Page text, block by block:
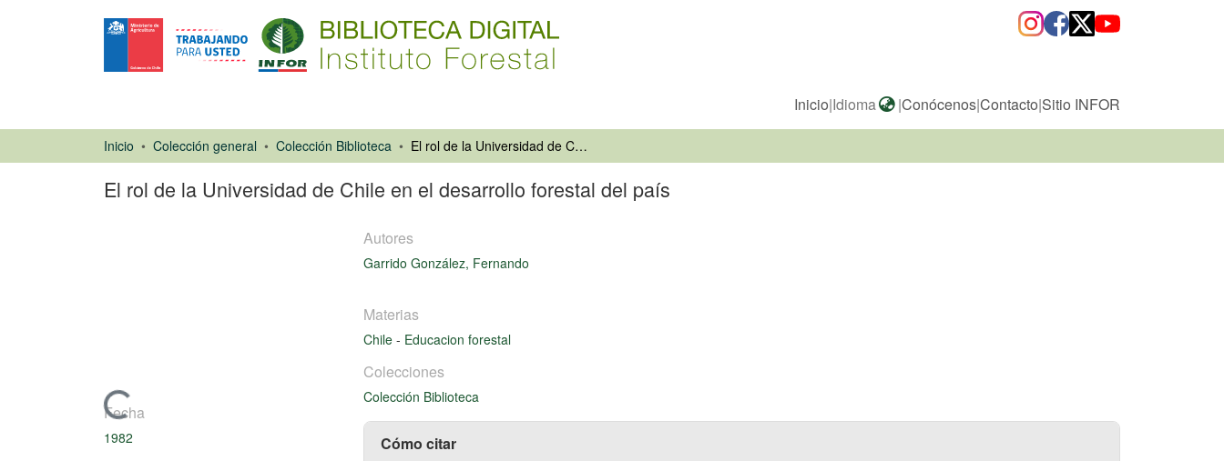
Inicio|Idioma |Conócenos|Contacto|Sitio INFOR
Inicio Colección general Colección Biblioteca El rol de la Universidad de Chile en el desarrollo forestal del país
El rol de la Universidad de Chile en el desarrollo forestal del país
Cargando...
Fecha
1982
Autores
Garrido González, Fernando
Materias
Chile - Educacion forestal
Colecciones
Colección Biblioteca
Cómo citar